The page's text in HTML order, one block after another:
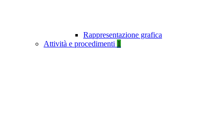
Rappresentazione grafica
Attività e procedimenti 1